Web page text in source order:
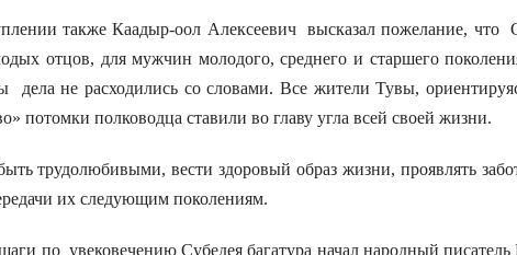
также Каадыр-оол Алексеевич высказал пожелание, что
отцов, для мужчин молодого, среднего и старшего
не расходились со словами. Все жители Тувы,
потомки полководца ставили во главу угла всей своей жизни.
трудолюбивыми, вести здоровый образ жизни, проявлять
их следующим поколениям.
по увековечению Субедея багатура начал народный писатель